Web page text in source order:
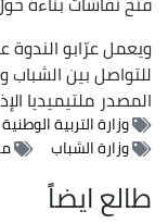
ويعمل عرّابو الندوة
للتواصل بين الشباب
المصدرملتيميديا
وزارة التربية الوطنية
وزارة الشباب
طالع ايضاً